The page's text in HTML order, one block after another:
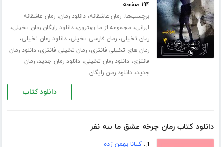
۱۹۴ صفحه
برچسب‌ها:رمان عاشقانه،دانلود رمان،رمان عاشقانه
ایرانی، مجموعه از ما بهترون،دانلود رایگان رمان تخیلی،
رمان تخیلی،رمان فارسی تخیلی،دانلود رمان تخیلی،
رمان های تخیلی فانتزی،رمان تخیلی فانتزی،دانلود رمان
فانتزی،دانلود رمان تخیلی،دانلود رمان جدید،رمان
جدید،دانلود رمان رایگان
دانلود کتاب
دانلود کتاب رمان چرخه عشق ما سه نفر
از:کیانا بهمن زاده